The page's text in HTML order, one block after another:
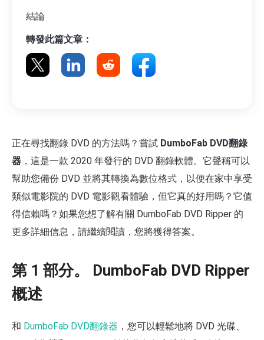
結論
轉發此篇文章：
正在尋找翻錄 DVD 的方法嗎？嘗試 DumboFab DVD翻錄
器 ，這是一款 2020 年發行的 DVD 翻錄軟體。它聲稱可以
幫助您備份 DVD 並將其轉換為數位格式，以便在家中享受
類似電影院的 DVD 電影觀看體驗，但它真的好用嗎？它值
得信賴嗎？如果您想了解有關 DumboFab DVD Ripper 的
更多詳細信息，請繼續閱讀，您將獲得答案。
第 1 部分。 DumboFab DVD Ripper
概述
和 DumboFab DVD翻錄器 ，您可以輕鬆地將 DVD 光碟、